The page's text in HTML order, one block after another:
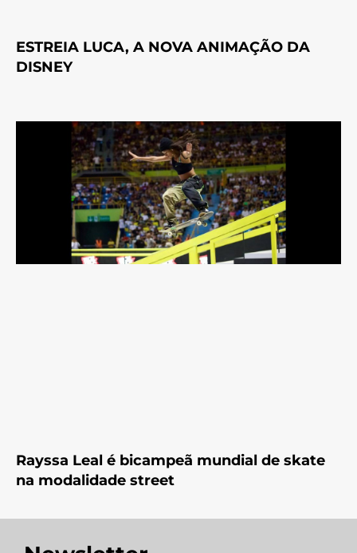
ESTREIA LUCA, A NOVA ANIMAÇÃO DA
DISNEY
Rayssa Leal é bicampeã mundial de skate
na modalidade street